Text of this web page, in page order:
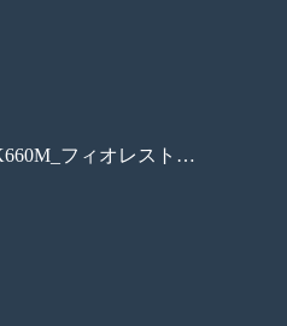
K660M_フィオレストーンカタログ